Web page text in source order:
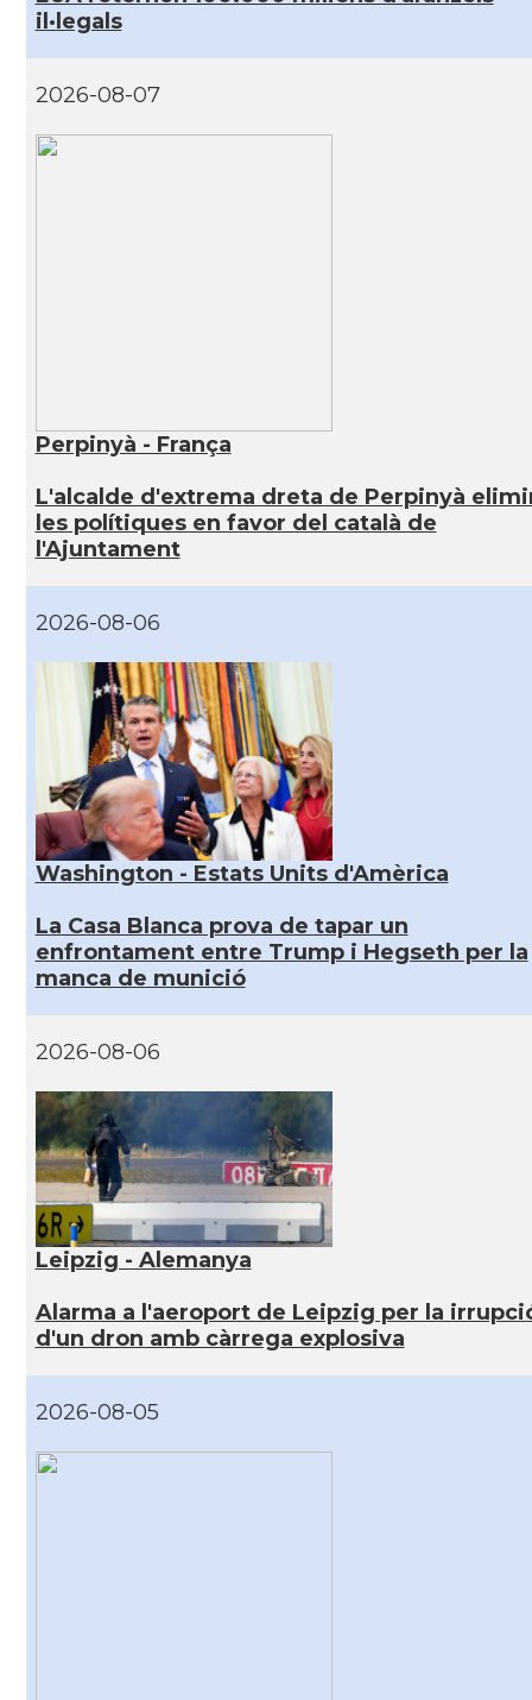
il·legals
2026-08-07
Perpinyà - França
L'alcalde d'extrema dreta de Perpinyà
les polítiques en favor del català de
l'Ajuntament
2026-08-06
Washington - Estats Units d'Amèrica
La Casa Blanca prova de tapar un
enfrontament entre Trump i Hegseth per la
manca de munició
2026-08-06
Leipzig - Alemanya
Alarma a l'aeroport de Leipzig per la
d'un dron amb càrrega explosiva
2026-08-05